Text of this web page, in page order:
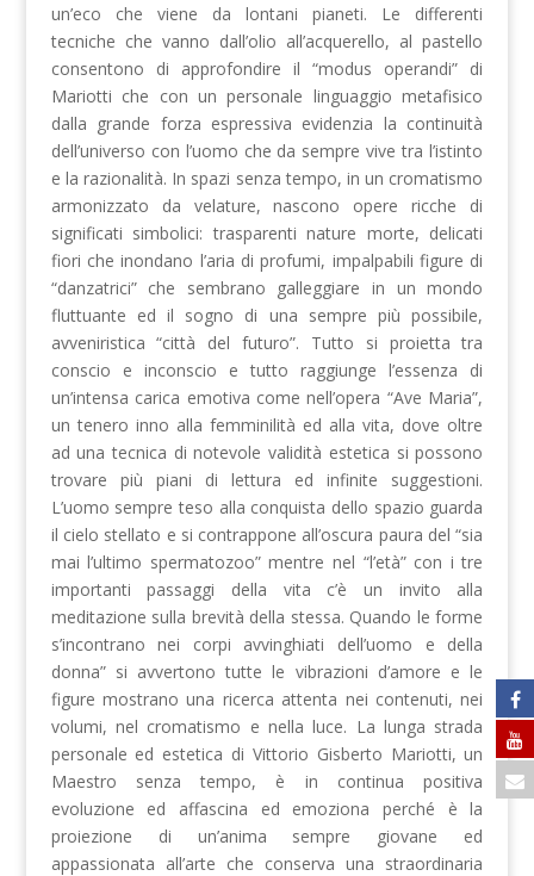
un’eco che viene da lontani pianeti. Le differenti
tecniche che vanno dall’olio all’acquerello, al pastello
consentono di approfondire il “modus operandi” di
Mariotti che con un personale linguaggio metafisico
dalla grande forza espressiva evidenzia la continuità
dell’universo con l’uomo che da sempre vive tra l’istinto
e la razionalità. In spazi senza tempo, in un cromatismo
armonizzato da velature, nascono opere ricche di
significati simbolici: trasparenti nature morte, delicati
fiori che inondano l’aria di profumi, impalpabili figure di
“danzatrici” che sembrano galleggiare in un mondo
fluttuante ed il sogno di una sempre più possibile,
avveniristica “città del futuro”. Tutto si proietta tra
conscio e inconscio e tutto raggiunge l’essenza di
un’intensa carica emotiva come nell’opera “Ave Maria”,
un tenero inno alla femminilità ed alla vita, dove oltre
ad una tecnica di notevole validità estetica si possono
trovare più piani di lettura ed infinite suggestioni.
L’uomo sempre teso alla conquista dello spazio guarda
il cielo stellato e si contrappone all’oscura paura del “sia
mai l’ultimo spermatozoo” mentre nel “l’età” con i tre
importanti passaggi della vita c’è un invito alla
meditazione sulla brevità della stessa. Quando le forme
s’incontrano nei corpi avvinghiati dell’uomo e della
donna” si avvertono tutte le vibrazioni d’amore e le
figure mostrano una ricerca attenta nei contenuti, nei
volumi, nel cromatismo e nella luce. La lunga strada
personale ed estetica di Vittorio Gisberto Mariotti, un
Maestro senza tempo, è in continua positiva
evoluzione ed affascina ed emoziona perché è la
proiezione di un’anima sempre giovane ed
appassionata all’arte che conserva una straordinaria